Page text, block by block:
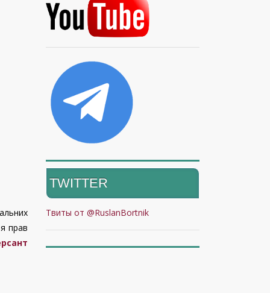
прав
TWITTER
Твиты от @RuslanBortnik